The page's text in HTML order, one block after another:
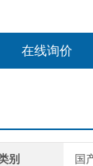
在线询价
别 国